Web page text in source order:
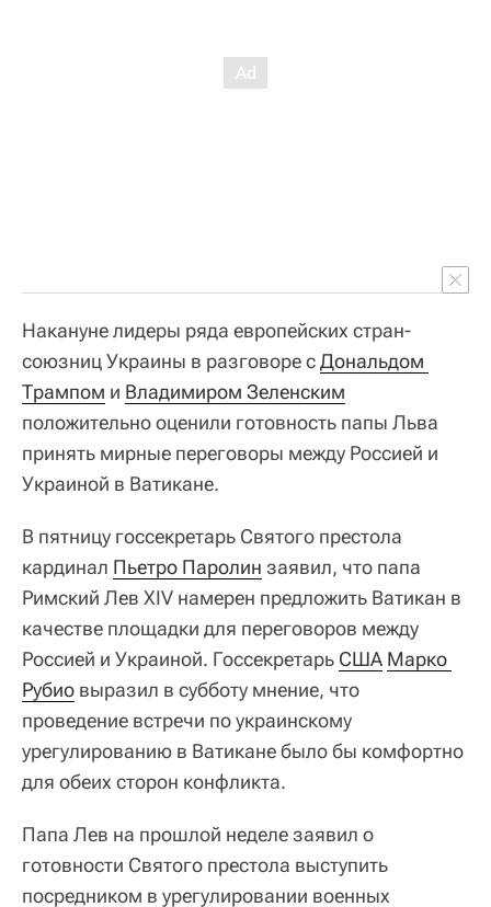
Накануне лидеры ряда европейских стран-
союзниц Украины в разговоре сДональдом
Трампом и Владимиром Зеленским
положительно оценили готовность папы Льва
принять мирные переговоры между Россией и
Украиной в Ватикане.
В пятницу госсекретарь Святого престола
кардинал Пьетро Паролин заявил, что папа
Римский Лев XIV намерен предложить Ватикан в
качестве площадки для переговоров между
Россией и Украиной. Госсекретарь США Марко
Рубио выразил в субботу мнение, что
проведение встречи по украинскому
урегулированию в Ватикане было бы комфортно
для обеих сторон конфликта.
Папа Лев на прошлой неделе заявил о
готовности Святого престола выступить
посредником в урегулировании военных